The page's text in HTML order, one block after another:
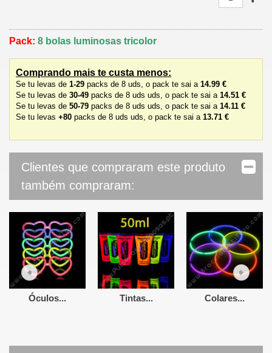
Pack: 8 bolas luminosas tricolor
Comprando mais te custa menos:
Se tu levas de 1-29 packs de 8 uds, o pack te sai a 14.99 €
Se tu levas de 30-49 packs de 8 uds uds, o pack te sai a 14.51 €
Se tu levas de 50-79 packs de 8 uds uds, o pack te sai a 14.11 €
Se tu levas +80 packs de 8 uds uds, o pack te sai a 13.71 €
Clientes que compraram este produto
também compraram:
Óculos... Tintas... Colares...